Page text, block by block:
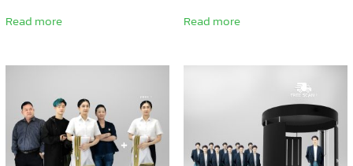
Read more Read more